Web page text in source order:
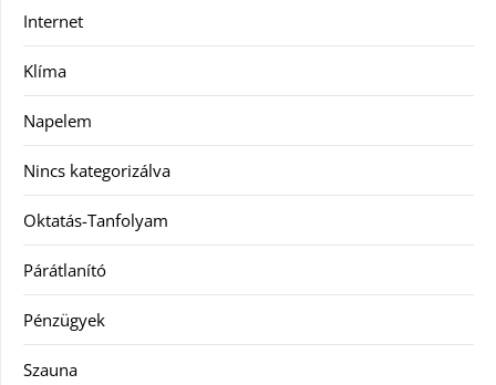
Internet
Klíma
Napelem
Nincs kategorizálva
Oktatás-Tanfolyam
Párátlanító
Pénzügyek
Szauna